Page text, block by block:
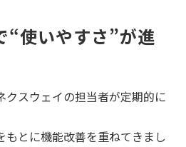
“使いやすさ”が進
クスウェイの担当者が定期的に
とに機能改善を重ねてきまし